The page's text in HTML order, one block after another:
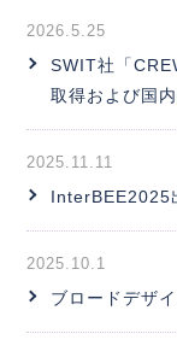
2026.5.25
SWIT社「
取得および国
2025.11.11
InterBEE2025
2025.10.1
ブロードデザ